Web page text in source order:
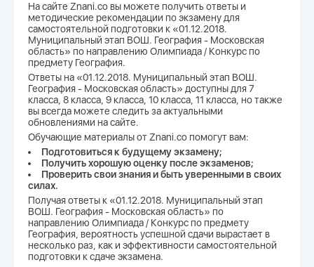
На сайте Znani.co вы можете получить ответы и
методические рекомендации по экзамену для
самостоятельной подготовки к «01.12.2018.
Муниципальный этап ВОШ. География - Московская
область» по направлению Олимпиада / Конкурс по
предмету География.
Ответы на «01.12.2018. Муниципальный этап ВОШ.
География - Московская область» доступны для 7
класса, 8 класса, 9 класса, 10 класса, 11 класса, но также
вы всегда можете следить за актуальными
обновлениями на сайте.
Обучающие материалы от Znani.co помогут вам:
Подготовиться к будущему экзамену;
Получить хорошую оценку после экзаменов;
Проверить свои знания и быть уверенными в своих
силах.
Получая ответы к «01.12.2018. Муниципальный этап
ВОШ. География - Московская область» по
направлению Олимпиада / Конкурс по предмету
География, вероятность успешной сдачи вырастает в
несколько раз, как и эффективности самостоятельной
подготовки к сдаче экзамена.